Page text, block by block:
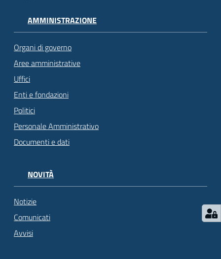
AMMINISTRAZIONE
Organi di governo
Aree amministrative
Uffici
Enti e fondazioni
Politici
Personale Amministrativo
Documenti e dati
NOVITÀ
Notizie
Comunicati
Avvisi